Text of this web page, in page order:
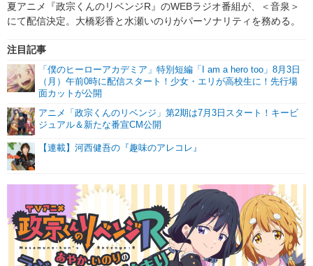
舞台 新帝スタ
編集部ブログ・お知らせ
夏アニメ『政宗くんのリベンジR』のWEBラジオ番組が、＜音泉＞
にて配信決定。大橋彩香と水瀬いのりがパーソナリティを務める。
注目記事
「僕のヒーローアカデミア」特別短編「I am a hero too」8月3日
（月）午前0時に配信スタート！少女・エリが高校生に！先行場
面カットが公開
アニメ「政宗くんのリベンジ」第2期は7月3日スタート！キービ
ジュアル＆新たな番宣CM公開
【連載】河西健吾の『趣味のアレコレ』